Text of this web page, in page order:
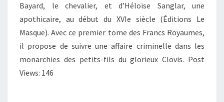
Bayard, le chevalier, et d’Héloïse Sanglar, une
apothicaire, au début du XVIe siècle (Éditions Le
Masque). Avec ce premier tome des Francs Royaumes,
il propose de suivre une affaire criminelle dans les
monarchies des petits-fils du glorieux Clovis. Post
Views: 146